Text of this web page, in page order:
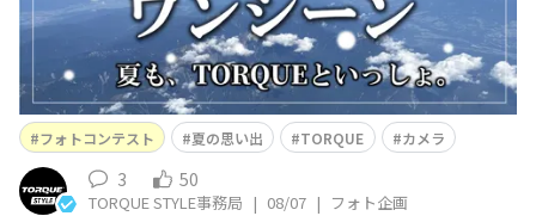
フォトコンテスト 夏の思い出 TORQUE カメラ
3 50
TORQUE STYLE事務局 | 08/07 | フォト企画